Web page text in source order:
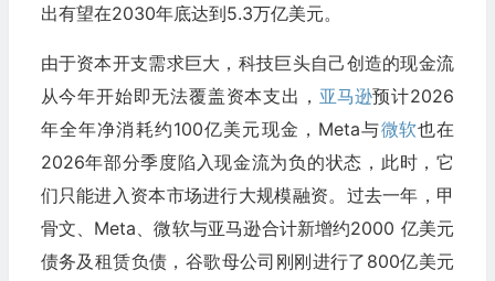
出有望在2030年底达到5.3万亿美元。
由于资本开支需求巨大，科技巨头自己创造的现金流
从今年开始即无法覆盖资本支出， 亚马逊预计2026
年全年净消耗约100亿美元现金，Meta与微软也在
2026年部分季度陷入现金流为负的状态，此时，它
们只能进入资本市场进行大规模融资。过去一年，甲
骨文、Meta、微软与亚马逊合计新增约2000 亿美元
债务及租赁负债，谷歌母公司刚刚进行了800亿美元